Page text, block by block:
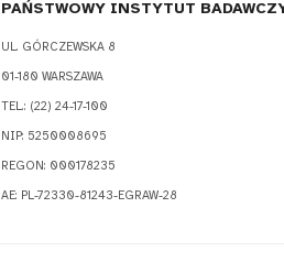
PAŃSTWOWY INSTYTUT
UL. GÓRCZEWSKA 8
01-180 WARSZAWA
TEL.: (22) 24-17-100
NIP: 5250008695
REGON: 000178235
AE: PL-72330-81243-EGRAW-28